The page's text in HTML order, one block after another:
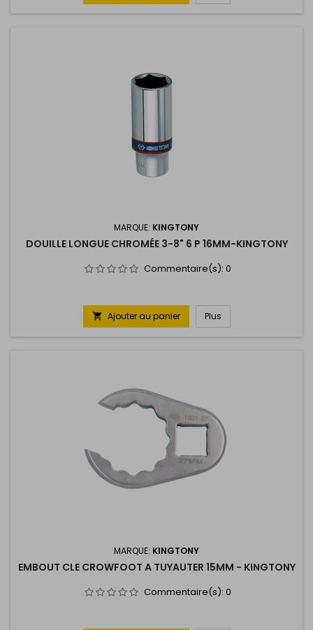
MARQUE: KINGTONY
DOUILLE LONGUE CHROMÉE 3-8" 6 P 16MM-KINGTONY
Commentaire(s): 0
 Ajouter au panier Plus
MARQUE: KINGTONY
EMBOUT CLE CROWFOOT A TUYAUTER 15MM - KINGTONY
Commentaire(s): 0